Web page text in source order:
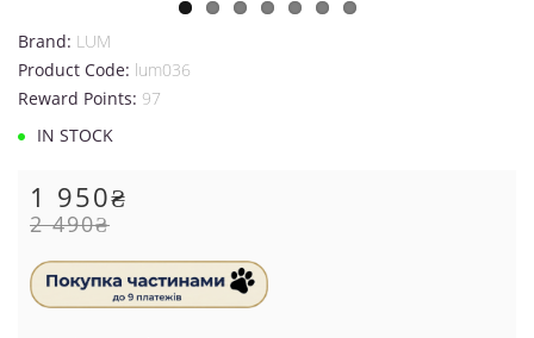
Brand: LUM
Product Code: lum036
Reward Points: 97
IN STOCK
1 950₴
2 490₴